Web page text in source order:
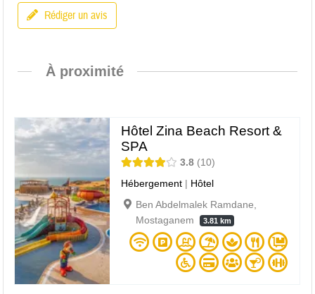
Rédiger un avis
À proximité
Hôtel Zina Beach Resort &
SPA
3.8
10
Hébergement | Hôtel
Ben Abdelmalek Ramdane,
Mostaganem
3.81 km